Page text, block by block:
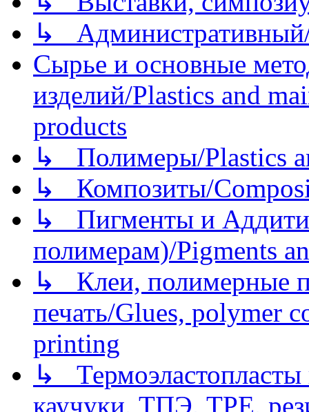
↳
Сырье и основные
изделий/Plastics and
products
↳ Полимеры/Plastics
↳ Композиты/
↳ Пигменты и
полимерам)/Pigments
↳ Клеи, полимерные
печать/Glues, polymer
printing
↳
каучуки, ТПЭ, TPE,